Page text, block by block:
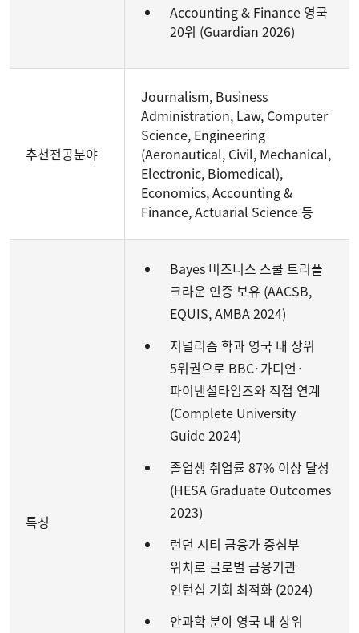
Accounting & Finance 영국
20위 (Guardian 2026)
추천전공분야
Journalism, Business
Administration, Law, Computer
Science, Engineering
(Aeronautical, Civil, Mechanical,
Electronic, Biomedical),
Economics, Accounting &
Finance, Actuarial Science 등
특징
Bayes 비즈니스 스쿨 트리플
크라운 인증 보유 (AACSB,
EQUIS, AMBA 2024)
저널리즘 학과 영국 내 상위
5위권으로 BBC·가디언·
파이낸셜타임즈와 직접 연계
(Complete University
Guide 2024)
졸업생 취업률 87% 이상 달성
(HESA Graduate Outcomes
2023)
런던 시티 금융가 중심부
위치로 글로벌 금융기관
인턴십 기회 최적화 (2024)
안과학 분야 영국 내 상위